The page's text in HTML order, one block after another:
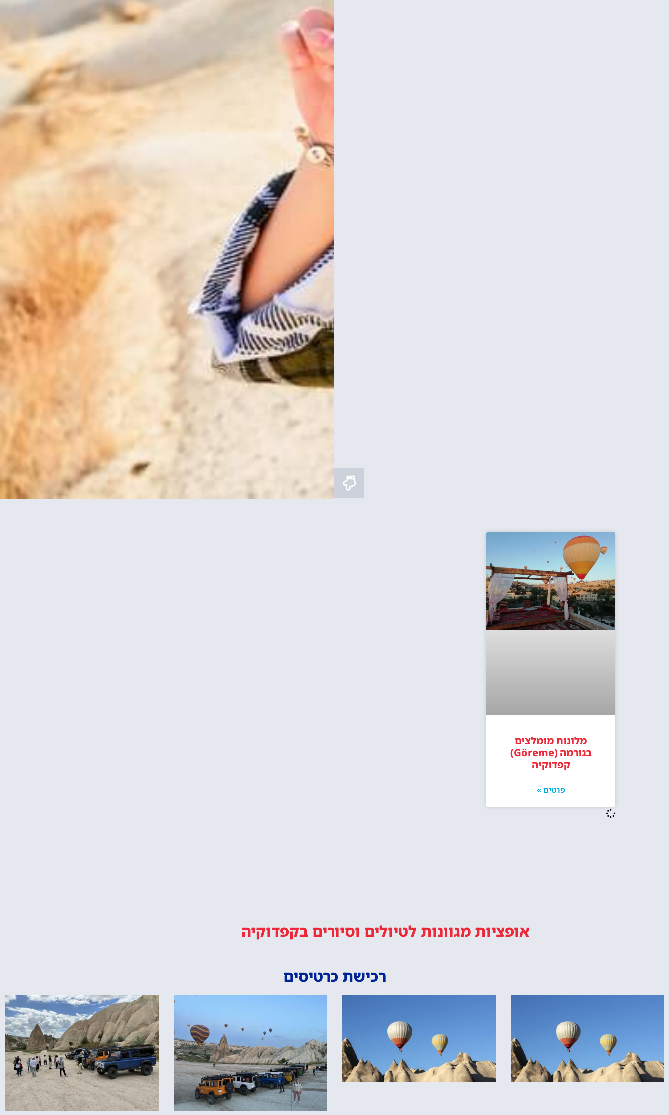
מלונות מומלצים
בגורמה (Göreme)
קפדוקיה
פרטים »
אופציות מגוונות לטיולים וסיורים בקפדוקיה
רכישת כרטיסים